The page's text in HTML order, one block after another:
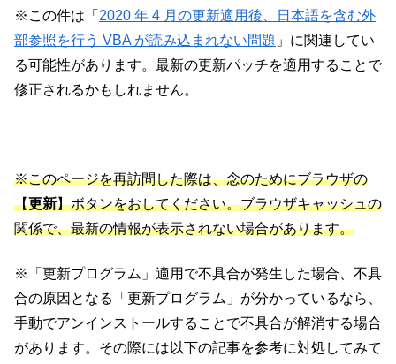
※この件は「 2020 年 4 月の更新適用後、日本語を含む外
部参照を行う VBA が読み込まれない問題 」に関連してい
る可能性があります。最新の更新パッチを適用することで
修正されるかもしれません。
※このページを再訪問した際は、念のためにブラウザの
【更新】ボタンをおしてください。ブラウザキャッシュの
関係で、最新の情報が表示されない場合があります。
※「更新プログラム」適用で不具合が発生した場合、不具
合の原因となる「更新プログラム」が分かっているなら、
手動でアンインストールすることで不具合が解消する場合
があります。その際には以下の記事を参考に対処してみて